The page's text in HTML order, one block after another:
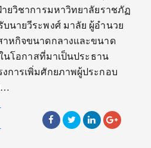
ยวิชาการมหาวิทยาลัยราชภัฏ
นายวีระพงศ์ มาลัย ผู้อำนวย
าหกิจขนาดกลางและขนาด
โอกาสที่มาเป็นประธาน
การเพิ่มศักยภาพผู้ประกอบ